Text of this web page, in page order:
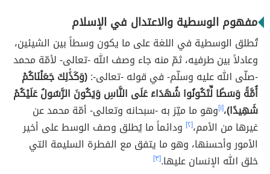
مفهوم الوسطية والاعتدال في الإسلام
تُطلق الوسطية في اللغة على ما يكون وسطاً بين الشيئين،
وعادلاً بين طرفيه، ثمّ منه جاء وصف الله -تعالى- لأمّة محمد
-صلّى الله عليه وسلّم- في قوله -تعالى-:(وَكَذَٰلِكَ جَعَلْنَاكُمْ
أُمَّةً وَسَطًا لِّتَكُونُوا شُهَدَاءَ عَلَى النَّاسِ وَيَكُونَ الرَّسُولُ عَلَيْكُمْ
شَهِيدًا)،[١] وهو ما ميّز به -سبحانه وتعالى- أمّة محمد عن
غيرها من الأمم،[٢]
ودائماً ما يُطلق وصف الوسط على أخير
الأمور وأحسنها، وهو ما يتفق مع الفطرة السليمة التي
خلق الله الإنسان عليها.[٣]